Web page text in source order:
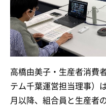
高橋由美子・生産者消費
テム千葉運営担当理事）
月以降、組合員と生産者